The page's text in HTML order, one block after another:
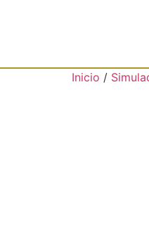
Inicio /